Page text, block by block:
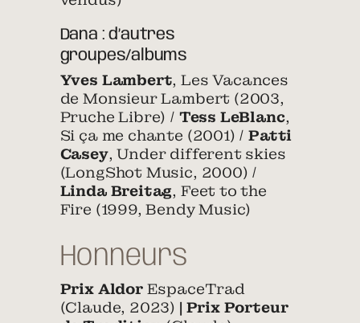
Dana : d’autres
groupes/albums
Yves Lambert, Les Vacances
de Monsieur Lambert (2003,
Pruche Libre) / Tess LeBlanc,
Si ça me chante (2001) /Patti
Casey, Under different skies
(LongShot Music, 2000) /
Linda Breitag, Feet to the
Fire (1999, Bendy Music)
Honneurs
Prix Aldor EspaceTrad
(Claude, 2023) | Prix Porteur